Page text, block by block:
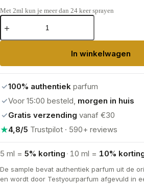
Met 2ml kun je meer dan 24 keer sprayen
Narciso
Rodriguez
Her
Parfum
aantal
In winkelwagen
✓100% authentiek parfum
✓Voor 15:00 besteld, morgen in huis
✓Gratis verzending vanaf €30
★4,8/5 Trustpilot · 590+ reviews
5 ml = 5% korting · 10 ml = 10%
De sample bevat authentiek parfum uit de
en wordt door Testyourparfum afgevuld in